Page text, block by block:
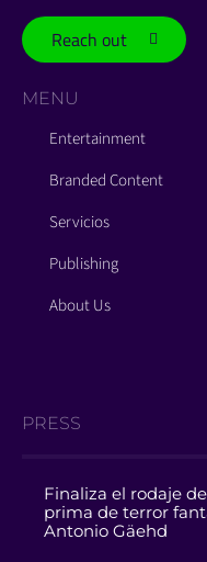
Reach out
MENU
Entertainment
Branded Content
Servicios
Publishing
About Us
PRESS
Finaliza el rodaje
prima de terror
Antonio Gäehd